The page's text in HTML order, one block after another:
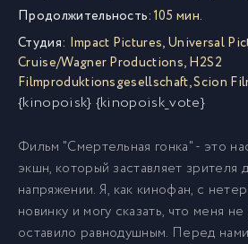
Продолжительность:105 мин.
Студия: Impact Pictures,Universal
Cruise/Wagner Productions,H2S2
Filmproduktionsgesellschaft,Scion
{kinopoisk} {kinopoisk_vote}
Фильм "Смертельная гонка" - это
экшн, который заставляет зрителя
напряжении. Я, как кинофан, с
новинку и могу сказать, что меня
оставило равнодушным. Перед